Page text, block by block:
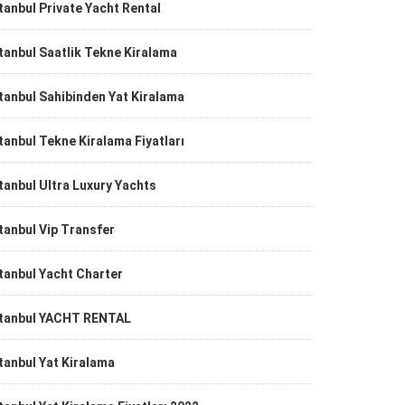
Private Yacht Rental
Saatlik Tekne Kiralama
Sahibinden Yat Kiralama
Tekne Kiralama Fiyatları
Ultra Luxury Yachts
Vip Transfer
Yacht Charter
YACHT RENTAL
Yat Kiralama